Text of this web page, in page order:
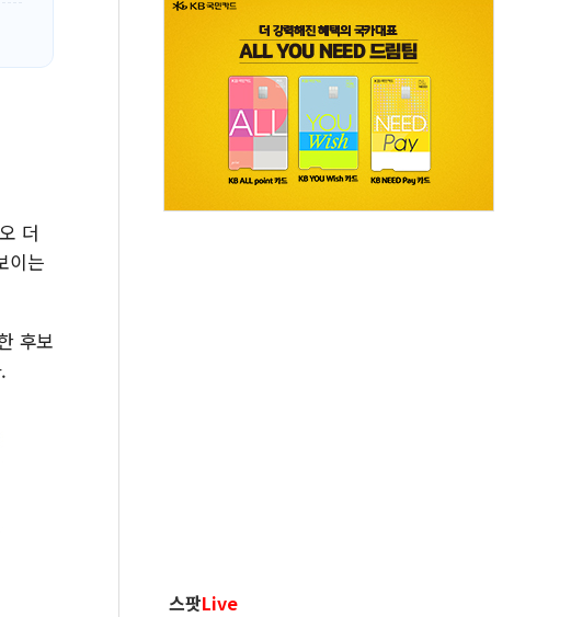
더
이는
후보
스팟Live